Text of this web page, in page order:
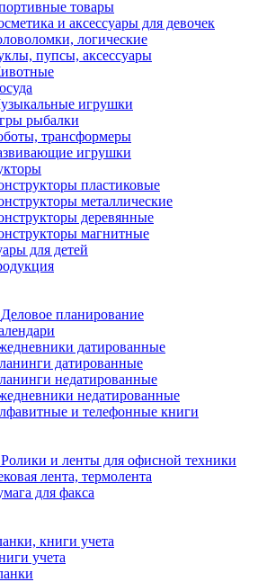
товары
и аксессуары для девочек
логические
пупсы, аксессуары
игрушки
рыбалки
трансформеры
игрушки
пластиковые
металлические
деревянные
магнитные
для детей
Деловое планирование
датированные
датированные
недатированные
недатированные
и телефонные книги
Ролики и ленты для офисной техники
лента, термолента
для факса
книги учета
учета